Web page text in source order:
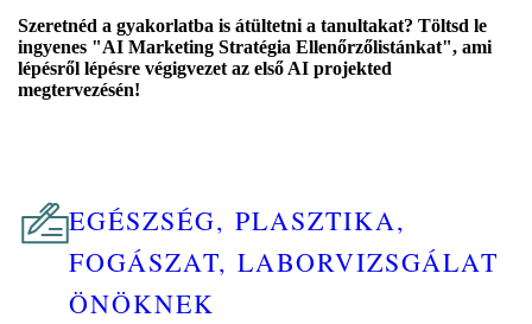
Szeretnéd a gyakorlatba is átültetni a tanultakat? Töltsd le
ingyenes "AI Marketing Stratégia Ellenőrzőlistánkat", ami
lépésről lépésre végigvezet az első AI projekted
megtervezésén!
EGÉSZSÉG, PLASZTIKA,
FOGÁSZAT, LABORVIZSGÁLAT
ÖNÖKNEK